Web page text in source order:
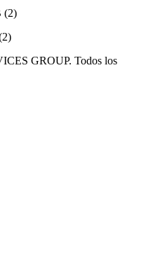
GROUP. Todos los